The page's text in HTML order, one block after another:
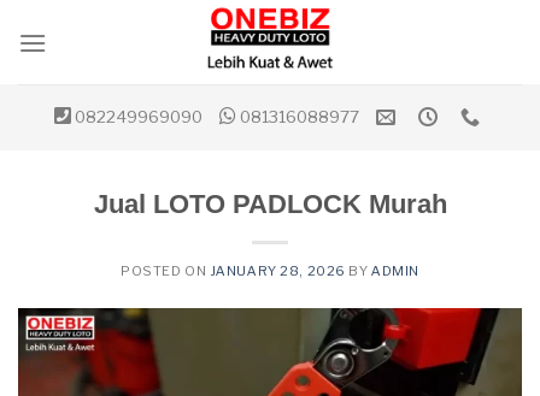
082249969090 081316088977
Jual LOTO PADLOCK Murah
POSTED ON JANUARY 28, 2026 BY ADMIN